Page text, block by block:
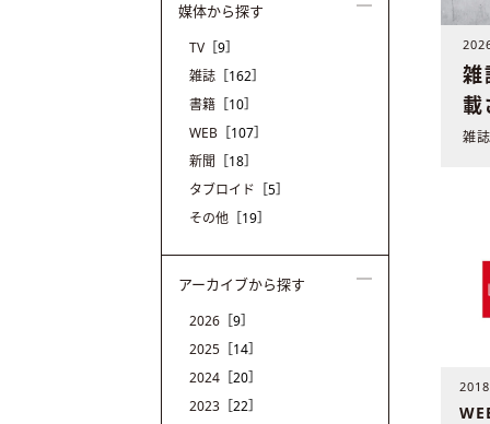
雑
載
媒体から探す
TV ［9］
雑誌 ［162］
書籍 ［10］
WEB ［107］
新聞 ［18］
タブロイド ［5］
その他 ［19］
アーカイブから探す
2026 ［9］
2025 ［14］
2024 ［20］
2023 ［22］